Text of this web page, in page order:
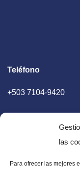
las
Para ofrecer las mejores
Teléfono
+503 7104-9420